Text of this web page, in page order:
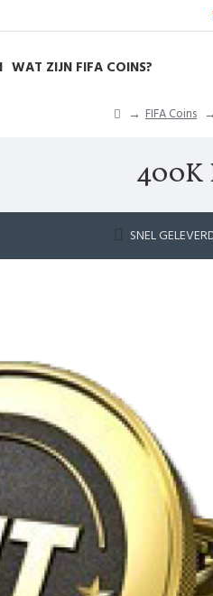
WAT ZIJN FIFA COINS?
FIFA Coins
400K
SNEL